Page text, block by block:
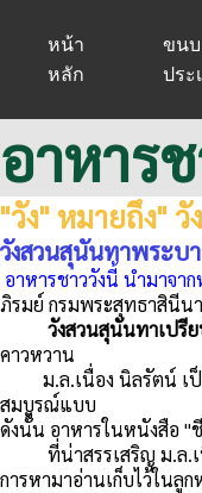
หน้า
หลัก
ขนบ
ประ
อาหาร
"วัง" หมายถึง"
วังสวนสุนันทาพระบ
อาหารชาววังนี้ นำมาจา
ภิรมย์ กรมพระสุทธาสินีน
วังสวนสุนันทาเปรี
คาวหวาน
ม.ล.เนื่อง นิลรัตน์ เป็น
สมบูรณ์แบบ
ดังนั้น อาหารในหนังสือ "
ที่น่าสรรเสริญ ม.ล.เนื่อ
การหามาอ่านเก็บไว้ในลู